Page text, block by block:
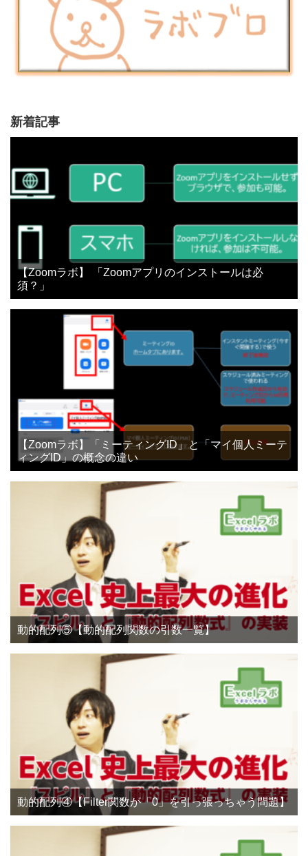
新着記事
【Zoomラボ】 「Zoomアプリのインストールは必
須？」
【Zoomラボ】「ミーティングID」と「マイ個人ミーテ
ィングID」の概念の違い
動的配列⑤【動的配列関数の引数一覧】
動的配列④【Filter関数が「0」を引っ張っちゃう問題】